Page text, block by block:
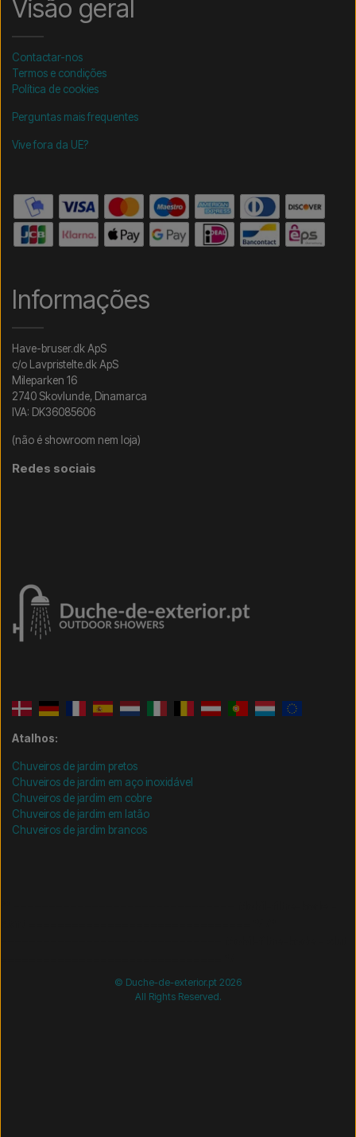
Visão geral
Contactar-nos
Termos e condições
Política de cookies
Perguntas mais frequentes
Vive fora da UE?
Informações
Have-bruser.dk ApS
c/o Lavpristelte.dk ApS
Mileparken 16
2740 Skovlunde, Dinamarca
IVA: DK36085606
(não é showroom nem loja)
Redes sociais
Atalhos:
Chuveiros de jardim pretos
Chuveiros de jardim em aço inoxidável
Chuveiros de jardim em cobre
Chuveiros de jardim em latão
Chuveiros de jardim brancos
© Duche-de-exterior.pt 2026
All Rights Reserved.